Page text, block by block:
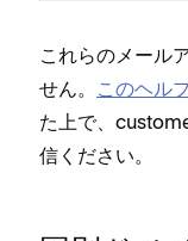
これらのメ⁠ール
せん⁠。 このヘル
た上で⁠、
信ください⁠。